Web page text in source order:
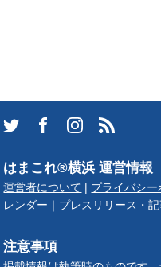
はまこれ®横浜 運営情報
運営者について プライバシー
レンダー
プレスリリース・
注意事項